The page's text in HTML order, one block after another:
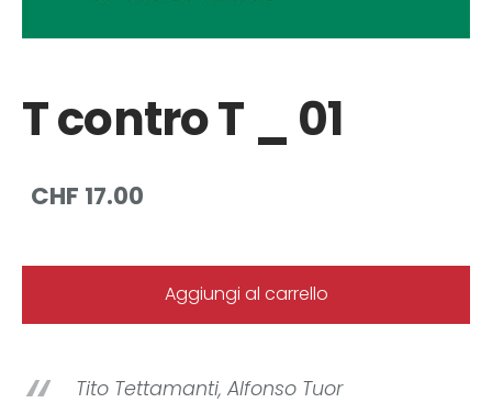
T contro T _ 01
CHF 17.00
Aggiungi al carrello
Tito Tettamanti, Alfonso Tuor